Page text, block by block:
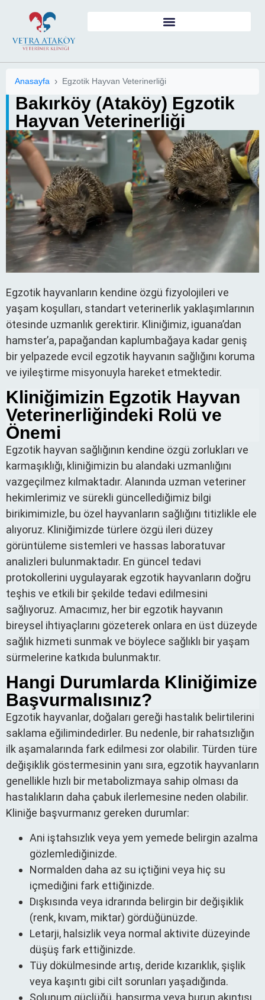
Anasayfa Egzotik Hayvan Veterinerliği
Bakırköy (Ataköy) Egzotik
Hayvan Veterinerliği
Egzotik hayvanların kendine özgü fizyolojileri ve
yaşam koşulları, standart veterinerlik yaklaşımlarının
ötesinde uzmanlık gerektirir. Kliniğimiz, iguana’dan
hamster’a, papağandan kaplumbağaya kadar geniş
bir yelpazede evcil egzotik hayvanın sağlığını koruma
ve iyileştirme misyonuyla hareket etmektedir.
Kliniğimizin Egzotik Hayvan
Veterinerliğindeki Rolü ve
Önemi
Egzotik hayvan sağlığının kendine özgü zorlukları ve
karmaşıklığı, kliniğimizin bu alandaki uzmanlığını
vazgeçilmez kılmaktadır. Alanında uzman veteriner
hekimlerimiz ve sürekli güncellediğimiz bilgi
birikimimizle, bu özel hayvanların sağlığını titizlikle ele
alıyoruz. Kliniğimizde türlere özgü ileri düzey
görüntüleme sistemleri ve hassas laboratuvar
analizleri bulunmaktadır. En güncel tedavi
protokollerini uygulayarak egzotik hayvanların doğru
teşhis ve etkili bir şekilde tedavi edilmesini
sağlıyoruz. Amacımız, her bir egzotik hayvanın
bireysel ihtiyaçlarını gözeterek onlara en üst düzeyde
sağlık hizmeti sunmak ve böylece sağlıklı bir yaşam
sürmelerine katkıda bulunmaktır.
Hangi Durumlarda Kliniğimize
Başvurmalısınız?
Egzotik hayvanlar, doğaları gereği hastalık belirtilerini
saklama eğilimindedirler. Bu nedenle, bir rahatsızlığın
ilk aşamalarında fark edilmesi zor olabilir. Türden türe
değişiklik göstermesinin yanı sıra, egzotik hayvanların
genellikle hızlı bir metabolizmaya sahip olması da
hastalıkların daha çabuk ilerlemesine neden olabilir.
Kliniğe başvurmanız gereken durumlar:
Ani iştahsızlık veya yem yemede belirgin azalma
gözlemlediğinizde.
Normalden daha az su içtiğini veya hiç su
içmediğini fark ettiğinizde.
Dışkısında veya idrarında belirgin bir değişiklik
(renk, kıvam, miktar) gördüğünüzde.
Letarji, halsizlik veya normal aktivite düzeyinde
düşüş fark ettiğinizde.
Tüy dökülmesinde artış, deride kızarıklık, şişlik
veya kaşıntı gibi cilt sorunları yaşadığında.
Solunum güçlüğü, hapşırma veya burun akıntısı